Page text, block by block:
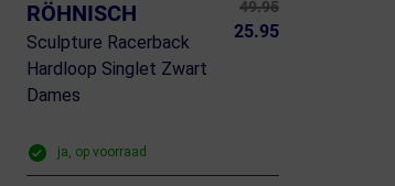
RÖHNISCH
Sculpture Racerback
Hardloop Singlet Zwart
Dames
49.95
25.95
ja, op voorraad